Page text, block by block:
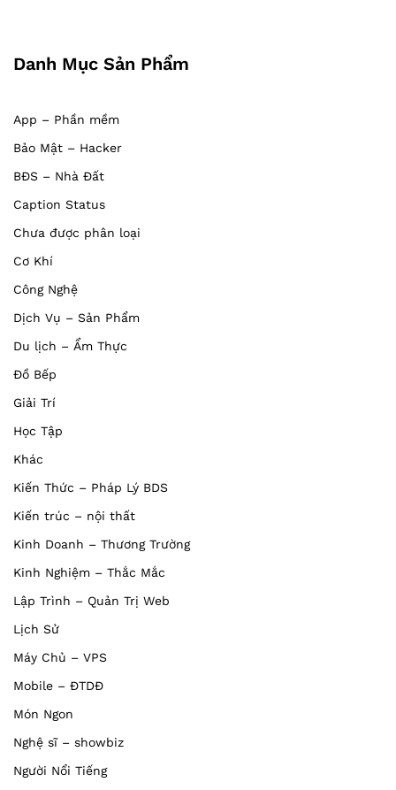
Danh Mục Sản Phẩm
App – Phần mềm
Bảo Mật – Hacker
BĐS – Nhà Đất
Caption Status
Chưa được phân loại
Cơ Khí
Công Nghệ
Dịch Vụ – Sản Phẩm
Du lịch – Ẩm Thực
Đồ Bếp
Giải Trí
Học Tập
Khác
Kiến Thức – Pháp Lý BDS
Kiến trúc – nội thất
Kinh Doanh – Thương Trường
Kinh Nghiệm – Thắc Mắc
Lập Trình – Quản Trị Web
Lịch Sử
Máy Chủ – VPS
Mobile – ĐTDĐ
Món Ngon
Nghệ sĩ – showbiz
Người Nổi Tiếng